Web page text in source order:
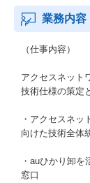
業務内容
（仕事内容）
アクセスネット
技術仕様の策定
・アクセスネッ
向けた技術全体
・auひかり卸
窓口